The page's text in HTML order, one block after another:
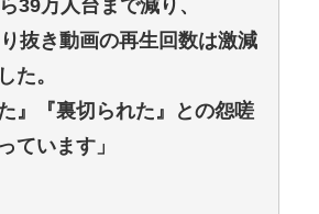
39万人台まで減り、
抜き動画の再生回数は激減
た。
』『裏切られた』との怨嗟
ています」